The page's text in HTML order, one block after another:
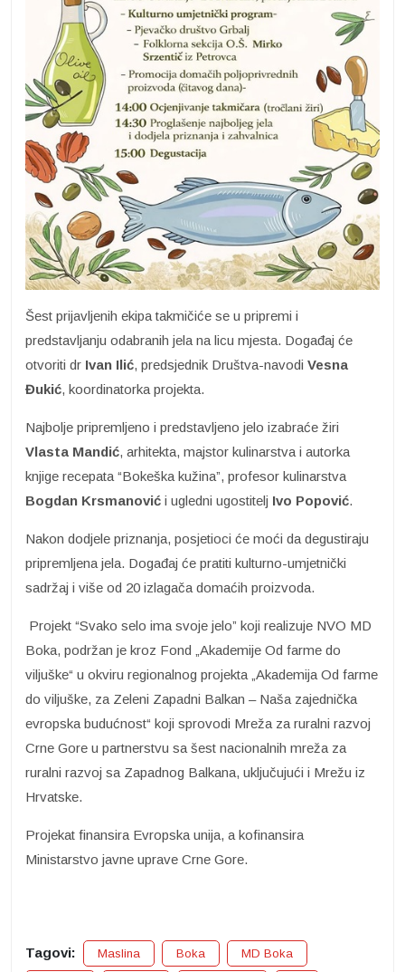
Šest prijavljenih ekipa takmičiće se u pripremi i
predstavljanju odabranih jela na licu mjesta. Događaj će
otvoriti dr Ivan Ilić, predsjednik Društva-navodi Vesna
Đukić, koordinatorka projekta.
Najbolje pripremljeno i predstavljeno jelo izabraće žiri
Vlasta Mandić, arhitekta, majstor kulinarstva i autorka
knjige recepata “Bokeška kužina”, profesor kulinarstva
Bogdan Krsmanović i ugledni ugostitelj Ivo Popović.
Nakon dodjele priznanja, posjetioci će moći da degustiraju
pripremljena jela. Događaj će pratiti kulturno-umjetnički
sadržaj i više od 20 izlagača domaćih proizvoda.
Projekt “Svako selo ima svoje jelo” koji realizuje NVO MD
Boka, podržan je kroz Fond „Akademije Od farme do
viljuške“ u okviru regionalnog projekta „Akademija Od farme
do viljuške, za Zeleni Zapadni Balkan – Naša zajednička
evropska budućnost“ koji sprovodi Mreža za ruralni razvoj
Crne Gore u partnerstvu sa šest nacionalnih mreža za
ruralni razvoj sa Zapadnog Balkana, uključujući i Mrežu iz
Hrvatske.
Projekat finansira Evropska unija, a kofinansira
Ministarstvo javne uprave Crne Gore.
Tagovi: Maslina Boka MD Boka